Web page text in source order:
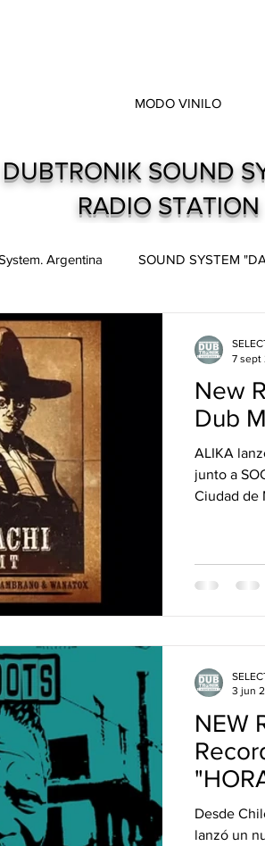
MODO VINILO
DUBTRONIK SOUND
RADIO STATION
Argentina SOUND SYSTEM
Live and direct. Shows. Recitales.
New
Dub
ALIKA lanzó un nuevo simple llamado DUB MARIACHI
junto a
7 sept
NEW
Desde
lanzó un nuevo
3 jun